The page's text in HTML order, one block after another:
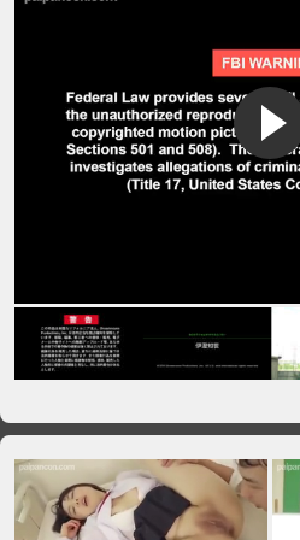
Contact
Login